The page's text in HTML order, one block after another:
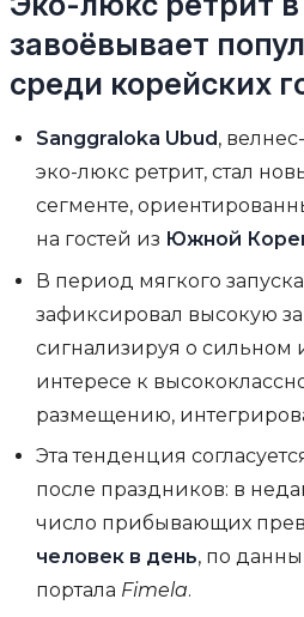
завоёвывает
среди корейских
Sanggraloka Ubud,
эко-люкс ретрит, стал
сегменте,
на гостей из Южной
В период мягкого
зафиксировал высокую
сигнализируя о сильном
интересе к
размещению,
Эта тенденция
после праздников: в
число прибывающих
человек в день, по
портала Fimela.